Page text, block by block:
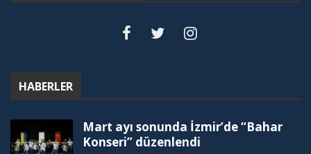
HABERLER
Mart ayı sonunda İzmir’de “Bahar
Konseri” düzenlendi